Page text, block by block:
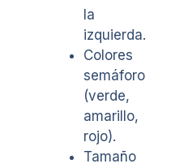
la
izquierda.
Colores
semáforo
(verde,
amarillo,
rojo).
Tamaño